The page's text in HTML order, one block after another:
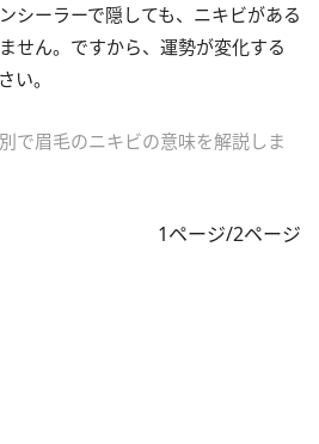
シーラーで隠しても、ニキビがある
せん。ですから、運勢が変化する
い。
で眉毛のニキビの意味を解説しま
1ページ/2ページ